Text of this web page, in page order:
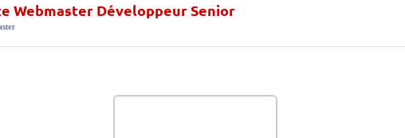
Webmaster Développeur Senior